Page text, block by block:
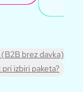
brez davka)
izbiri paketa?